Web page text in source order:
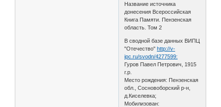
Название источника
донесения Всероссийская
Книга Памяти. Пензенская
область. Том 2
В сводной базе данных ВИПЦ
"Отечество"http://v-
ipc.ru/svodn/4277599:
Гуров Павел Петрович, 1915
г.р.
Место рождения: Пензенская
обл., Сосновоборский р-н,
д.Киселевка;
Мобилизован: